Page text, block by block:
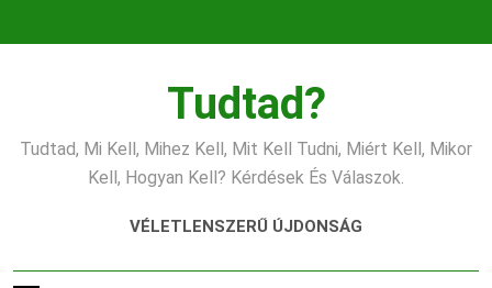
Tudtad?
Tudtad, Mi Kell, Mihez Kell, Mit Kell Tudni, Miért Kell, Mikor
Kell, Hogyan Kell? Kérdések És Válaszok.
VÉLETLENSZERŰ ÚJDONSÁG